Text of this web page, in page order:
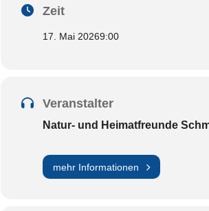
Zeit
17. Mai 20269:00
Veranstalter
Natur- und Heimatfreunde
mehr Informationen